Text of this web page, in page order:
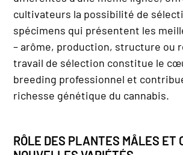
cultivateurs la possibilité de
spécimens qui présentent les
– arôme, production, structure ou
travail de sélection constitue le
breeding professionnel et
richesse génétique du cannabis.
RÔLE DES PLANTES MÂLES ET